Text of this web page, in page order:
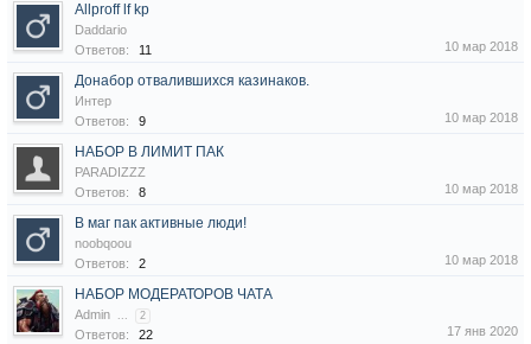
Allproff lf kp
Daddario
Ответов:
11 10 мар 2018
Донабор отвалившихся казинаков.
Интер
Ответов:
9 10 мар 2018
НАБОР В ЛИМИТ ПАК
PARADIZZZ
Ответов:
8 10 мар 2018
В маг пак активные люди!
noobqoou
Ответов:
2 10 мар 2018
НАБОР МОДЕРАТОРОВ ЧАТА
Admin ... 2
Ответов: 22 17 янв 2020